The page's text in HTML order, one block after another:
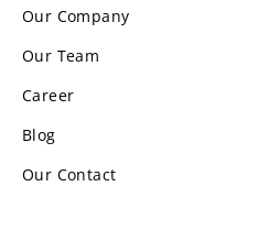
Our Company
Our Team
Career
Blog
Our Contact